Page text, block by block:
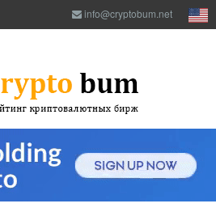
info@cryptobum.net